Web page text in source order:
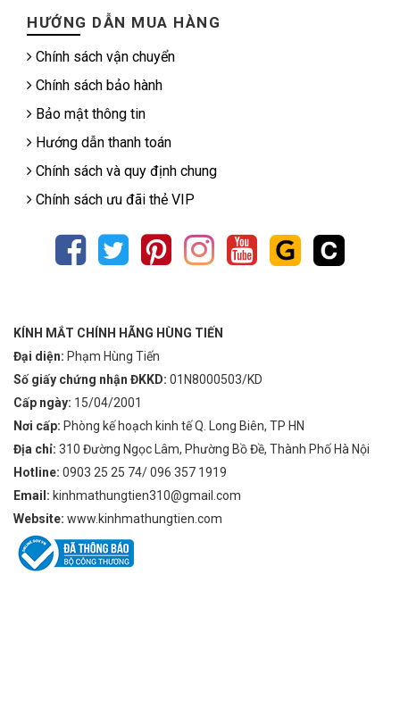
HƯỚNG DẪN MUA HÀNG
Chính sách vận chuyển
Chính sách bảo hành
Bảo mật thông tin
Hướng dẫn thanh toán
Chính sách và quy định chung
Chính sách ưu đãi thẻ VIP
KÍNH MẮT CHÍNH HÃNG HÙNG TIẾN
Đại diện: Phạm Hùng Tiến
Số giấy chứng nhận ĐKKD: 01N8000503/KD
Cấp ngày: 15/04/2001
Nơi cấp: Phòng kế hoạch kinh tế Q. Long Biên, TP HN
Địa chỉ: 310 Đường Ngọc Lâm, Phường Bồ Đề, Thành Phố Hà Nội
Hotline: 0903 25 25 74/ 096 357 1919
Email: kinhmathungtien310@gmail.com
Website: www.kinhmathungtien.com